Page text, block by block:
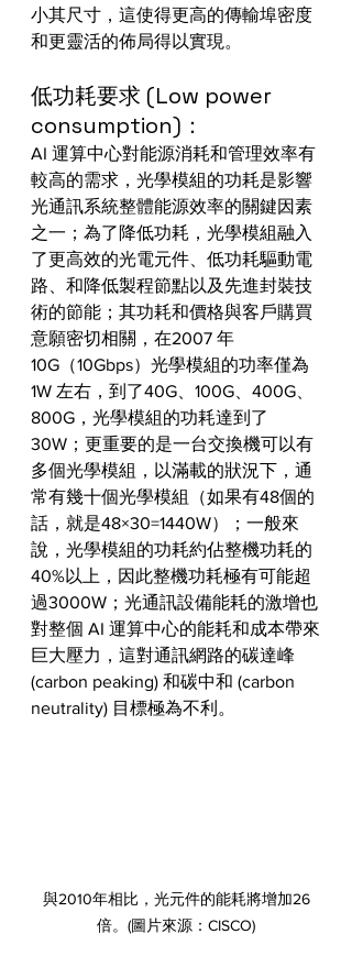
小其尺寸，這使得更高的傳輸埠密度
和更靈活的佈局得以實現。
低功耗要求 (Low power
consumption)：
AI 運算中心對能源消耗和管理效率有
較高的需求，光學模組的功耗是影響
光通訊系統整體能源效率的關鍵因素
之一；為了降低功耗，光學模組融入
了更高效的光電元件、低功耗驅動電
路、和降低製程節點以及先進封裝技
術的節能；其功耗和價格與客戶購買
意願密切相關，在2007 年
10G（10Gbps）光學模組的功率僅為
1W 左右，到了40G、100G、400G、
800G，光學模組的功耗達到了
30W；更重要的是一台交換機可以有
多個光學模組，以滿載的狀況下，通
常有幾十個光學模組（如果有48個的
話，就是48×30=1440W）；一般來
說，光學模組的功耗約佔整機功耗的
40%以上，因此整機功耗極有可能超
過3000W；光通訊設備能耗的激增也
對整個 AI 運算中心的能耗和成本帶來
巨大壓力，這對通訊網路的碳達峰
(carbon peaking) 和碳中和 (carbon
neutrality) 目標極為不利。
與2010年相比，光元件的能耗將增加26
倍。(圖片來源：CISCO)